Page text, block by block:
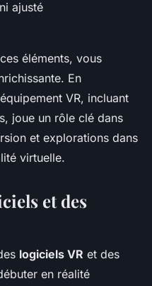
ajusté
éléments, vous
En
VR, incluant
joue un rôle clé dans
et explorations dans
virtuelle.
et des
logiciels VR et des
en réalité